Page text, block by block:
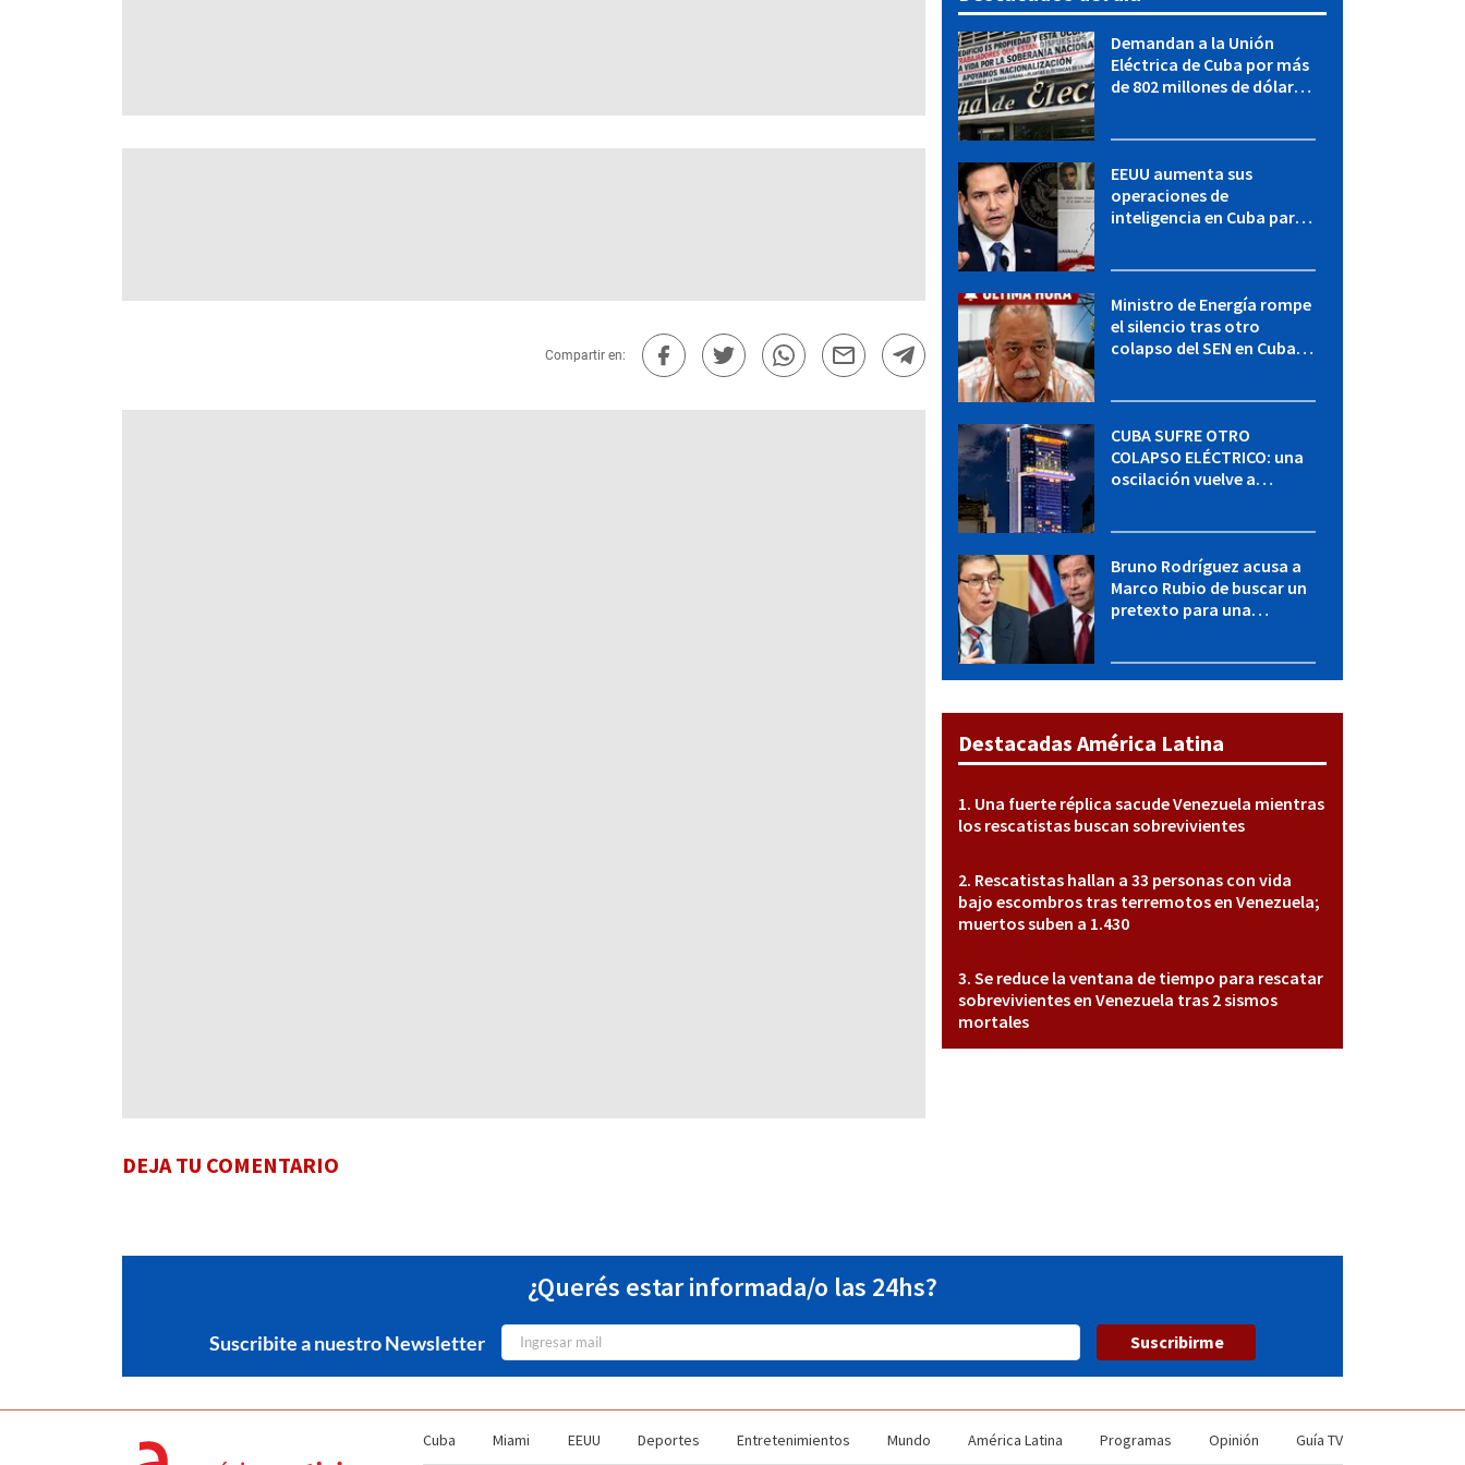
Compartir en:
DEJA TU COMENTARIO
Demandan a la Unión
Eléctrica de Cuba por más
de 802 millones de dólares
EEUU aumenta sus
operaciones de
inteligencia en Cuba para
Ministro de Energía rompe
el silencio tras otro
colapso del SEN en Cuba:
CUBA SUFRE OTRO
COLAPSO ELÉCTRICO: una
oscilación vuelve a
Bruno Rodríguez acusa a
Marco Rubio de buscar un
pretexto para una
Destacadas América Latina
Una fuerte réplica sacude Venezuela mientras
los rescatistas buscan sobrevivientes
Rescatistas hallan a 33 personas con vida
bajo escombros tras terremotos en Venezuela;
muertos suben a 1.430
Se reduce la ventana de tiempo para rescatar
sobrevivientes en Venezuela tras 2 sismos
mortales
¿Querés estar informada/o las 24hs?
Suscribite a nuestro Newsletter Suscribirme
Cuba Miami EEUU Deportes Entretenimientos Mundo América Latina Programas Opinión Guía TV